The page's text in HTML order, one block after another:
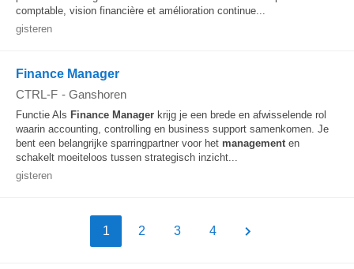
comptable, vision financière et amélioration continue...
gisteren
Finance Manager
CTRL-F - Ganshoren
Functie Als Finance Manager krijg je een brede en afwisselende rol
waarin accounting, controlling en business support samenkomen. Je
bent een belangrijke sparringpartner voor het managementen
schakelt moeiteloos tussen strategisch inzicht...
gisteren
1 2 3 4